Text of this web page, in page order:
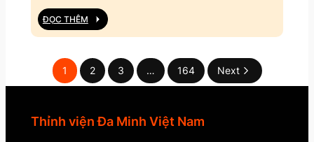
ĐỌC THÊM
1 2 3 … 164 Next
Thỉnh viện Đa Minh Việt Nam